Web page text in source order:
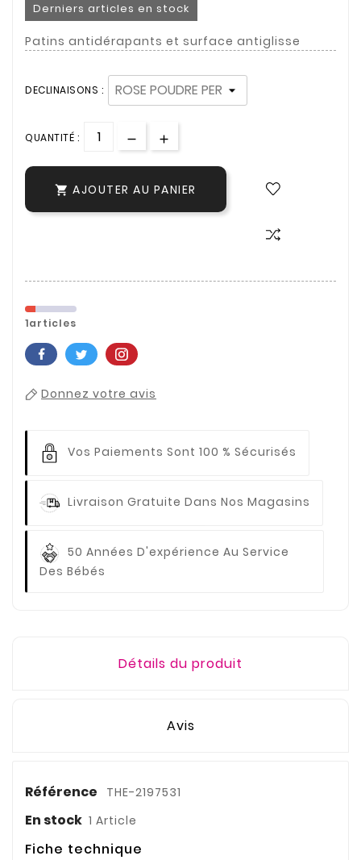
Derniers articles en stock
Patins antidérapants et surface antiglisse
DECLINAISONS :
QUANTITÉ :
 AJOUTER AU PANIER
1articles
Donnez votre avis
Vos Paiements Sont 100 % Sécurisés
Livraison Gratuite Dans Nos Magasins
50 Années D'expérience Au Service
Des Bébés
Détails du produit
Avis
Référence THE-2197531
En stock 1 Article
Fiche technique